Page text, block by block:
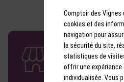
58 caves en
Retrouvez le réseau
partout en France !
Comptoir des Vignes
cookies et des
navigation pour
la sécurité du site,
statistiques de
offrir une expérience
individualisée. Vous